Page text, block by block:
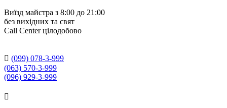
Виїзд майстра з 8:00 до 21:00
без вихідних та свят
Сall Сenter цілодобово
 (099) 078-3-999
(063) 570-3-999
(096) 929-3-999
